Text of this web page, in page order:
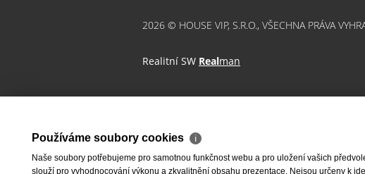
2026 © HOUSE VIP, S.R.O., VŠECHNA PRÁVA
Realitní SW Realman
Používáme soubory cookies ℹ
Naše soubory potřebujeme pro samotnou funkčnost webu a pro uložení vašich
slouží pro vyhodnocování výkonu a zkvalitnění obsahu prezentace. Nejsou určeny k